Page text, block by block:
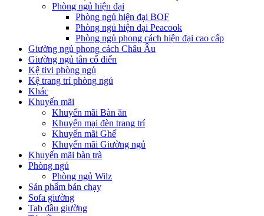
Phòng ngủ hiện đại
Phòng ngủ hiện đại BOF
Phòng ngủ hiện đại Peacook
Phòng ngủ phong cách hiện đại cao cấp
Giường ngủ phong cách Châu Âu
Giường ngủ tân cổ điển
Kệ tivi phòng ngủ
Kệ trang trí phòng ngủ
Khác
Khuyến mãi
Khuyến mãi Bàn ăn
Khuyến mại đèn trang trí
Khuyến mãi Ghế
Khuyến mãi Giường ngủ
Khuyến mãi bàn trà
Phòng ngủ
Phòng ngủ Wilz
Sản phẩm bán chạy
Sofa giường
Tab đầu giường